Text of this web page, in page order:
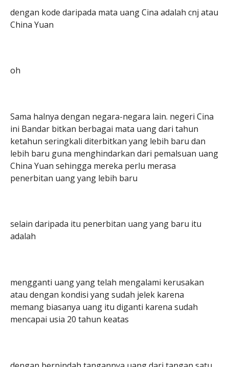
dengan kode daripada mata uang Cina adalah cnj atau
China Yuan
oh
Sama halnya dengan negara-negara lain. negeri Cina
ini Bandar bitkan berbagai mata uang dari tahun
ketahun seringkali diterbitkan yang lebih baru dan
lebih baru guna menghindarkan dari pemalsuan uang
China Yuan sehingga mereka perlu merasa
penerbitan uang yang lebih baru
selain daripada itu penerbitan uang yang baru itu
adalah
mengganti uang yang telah mengalami kerusakan
atau dengan kondisi yang sudah jelek karena
memang biasanya uang itu diganti karena sudah
mencapai usia 20 tahun keatas